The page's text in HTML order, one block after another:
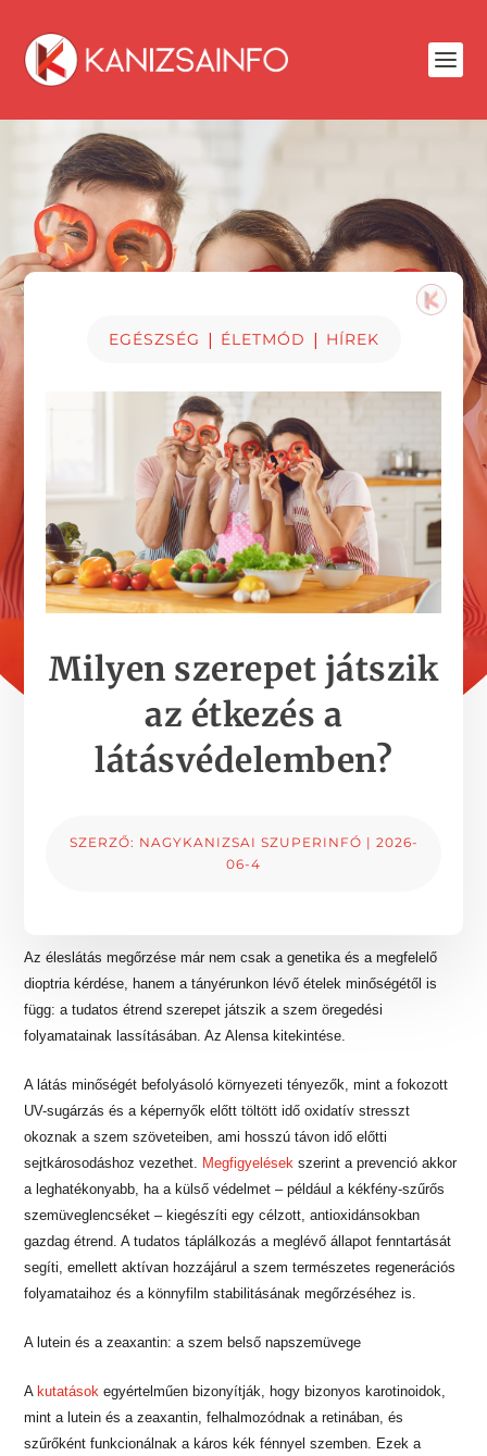
EGÉSZSÉG | ÉLETMÓD | HÍREK
Milyen szerepet játszik
az étkezés a
látásvédelemben?
SZERZŐ: NAGYKANIZSAI SZUPERINFÓ | 2026-
06-4
Az éleslátás megőrzése már nem csak a genetika és a megfelelő
dioptria kérdése, hanem a tányérunkon lévő ételek minőségétől is
függ: a tudatos étrend szerepet játszik a szem öregedési
folyamatainak lassításában. Az Alensa kitekintése.
A látás minőségét befolyásoló környezeti tényezők, mint a fokozott
UV-sugárzás és a képernyők előtt töltött idő oxidatív stresszt
okoznak a szem szöveteiben, ami hosszú távon idő előtti
sejtkárosodáshoz vezethet. Megfigyelések szerint a prevenció akkor
a leghatékonyabb, ha a külső védelmet – például a kékfény-szűrős
szemüveglencséket – kiegészíti egy célzott, antioxidánsokban
gazdag étrend. A tudatos táplálkozás a meglévő állapot fenntartását
segíti, emellett aktívan hozzájárul a szem természetes regenerációs
folyamataihoz és a könnyfilm stabilitásának megőrzéséhez is.
A lutein és a zeaxantin: a szem belső napszemüvege
Akutatások egyértelműen bizonyítják, hogy bizonyos karotinoidok,
mint a lutein és a zeaxantin, felhalmozódnak a retinában, és
szűrőként funkcionálnak a káros kék fénnyel szemben. Ezek a